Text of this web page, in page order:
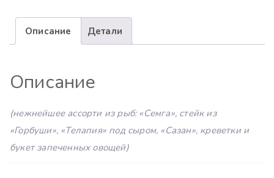
Описание Детали
Описание
(нежнейшее ассорти из рыб: «Семга», стейк из
«Горбуши», «Телапия» под сыром, «Сазан», креветки и
букет запеченных овощей)